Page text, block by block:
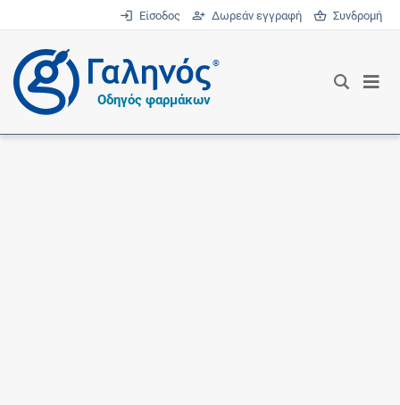
Είσοδος Δωρεάν εγγραφή Συνδρομή
®
Οδηγός φαρμάκων